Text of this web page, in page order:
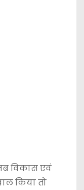
विकास एवं
किया तो